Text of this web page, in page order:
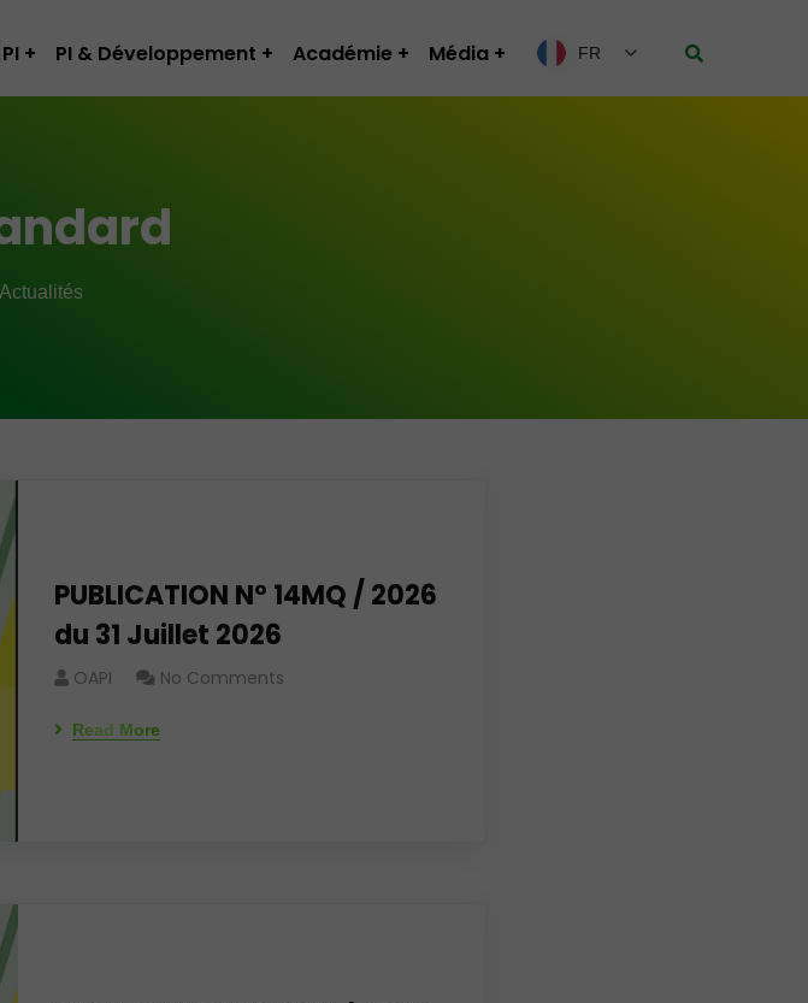
PI & Développement Académie Média FR
Actualités
PUBLICATION N° 14MQ / 2026
du 31 Juillet 2026
OAPI No Comments
Read More